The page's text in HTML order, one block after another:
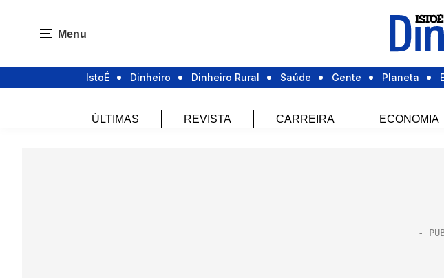
Menu
IstoÉ Dinheiro Dinheiro Rural Saúde Gente Planeta
ÚLTIMAS REVISTA CARREIRA ECONOMIA